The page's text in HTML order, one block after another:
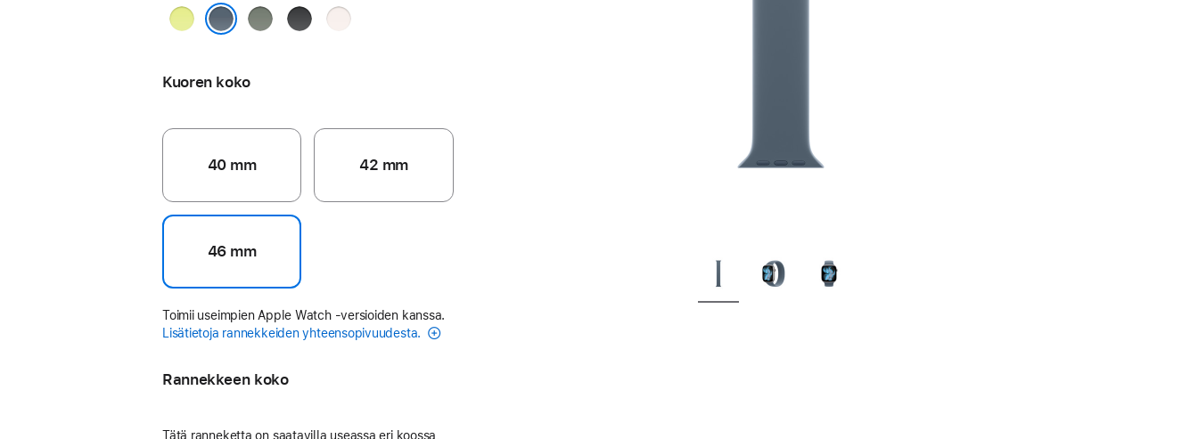
NeonkeltainenVihreänharmaa
MustaPunan­
Kuoren koko
40 mm 42 mm
46 mm
Toimii useimpien Apple Watch ‑versioiden kanssa.
Lisätietoja rannekkeiden yhteensopivuudesta.
Rannekkeen koko
Tätä ranneketta on saatavilla useassa eri koossa,